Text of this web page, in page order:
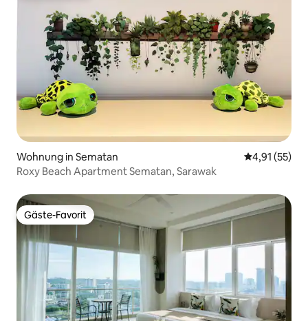
Wohnung in Sematan
4,91 (55)
Roxy Beach Apartment Sematan, Sarawak
Gäste-Favorit
Gäste-Favorit